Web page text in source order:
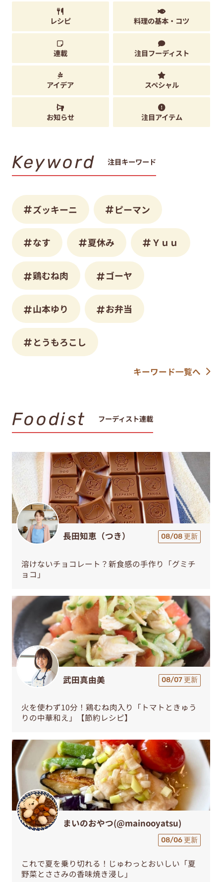
レシピ 料理の基本・コツ
連載 注目フーディスト
アイデア スペシャル
お知らせ 注目アイテム
Keyword 注目キーワード
ズッキーニ ピーマン
なす 夏休み Ｙｕｕ
鶏むね肉 ゴーヤ
山本ゆり お弁当
とうもろこし
キーワード一覧へ
Foodist フーディスト連載
長田知恵（つき） 08/08 更新
溶けないチョコレート？新食感の手作り「グミチ
ョコ」
武田真由美 08/07 更新
火を使わず10分！鶏むね肉入り「トマトときゅう
りの中華和え」【節約レシピ】
まいのおやつ(@mainooyatsu)
08/06 更新
これで夏を乗り切れる！じゅわっとおいしい「夏
野菜とささみの香味焼き浸し」